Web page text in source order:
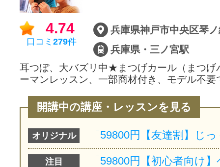
4.74
口コミ 279件
兵庫県神戸市中央区琴
兵庫県・三ノ宮駅
耳つぼ、大バズリ中★まつげカール（まつげ
ーマンレッスン、一部商材付き、モデル不
開講中の講座・レッスンを見る
オリジナル
注目